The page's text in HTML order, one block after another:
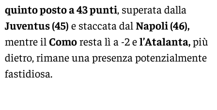
quinto posto a 43 punti, superata dalla
Juventus(45) e staccata dal Napoli(46),
mentre il Comoresta lì a -2 el’Atalanta,più
dietro, rimane una presenza potenzialmente
fastidiosa.